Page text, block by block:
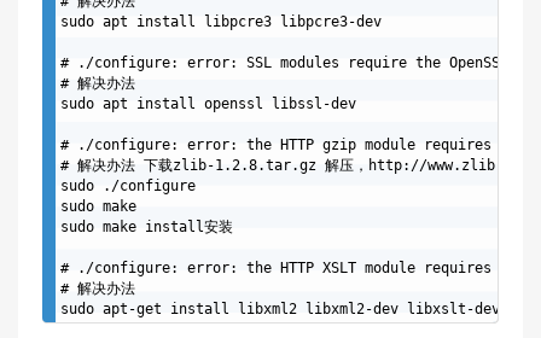
sudo apt install libpcre3 libpcre3-dev
# ./configure: error: SSL modules require the OpenSSL
# 解决办法
sudo apt install openssl libssl-dev
# ./configure: error: the HTTP gzip module requires
# 解决办法 下载zlib-1.2.8.tar.gz 解压，http://www.zlib.net/
sudo ./configure
sudo make
sudo make install安装
# ./configure: error: the HTTP XSLT module requires
# 解决办法